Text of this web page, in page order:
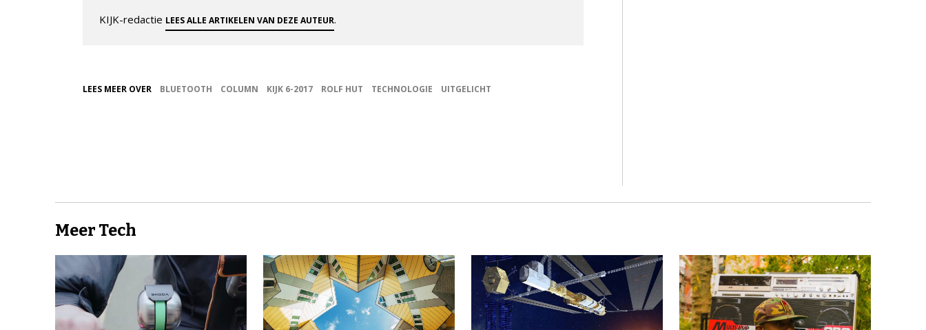
KIJK-redactie LEES ALLE ARTIKELEN VAN DEZE AUTEUR.
LEES MEER OVER BLUETOOTH COLUMN KIJK 6-2017 ROLF HUT TECHNOLOGIE UITGELICHT
Meer Tech